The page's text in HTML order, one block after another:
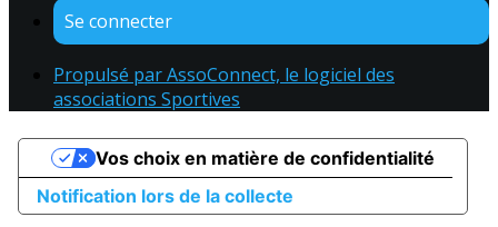
Se connecter
Propulsé par AssoConnect, le logiciel des
associations Sportives
Notification lors de la collecte
Vos choix en matière de confidentialité